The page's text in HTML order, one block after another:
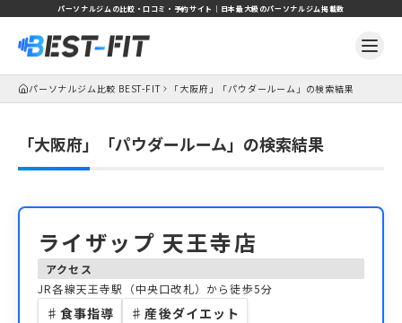
パーソナルジムの比較・口コミ・予約サイト｜日本最大級のパーソナルジム掲載数
パーソナルジム比較 BEST-FIT 「大阪府」「パウダールーム」の検索結果
「大阪府」「パウダールーム」の検索結果
ライザップ 天王寺店
アクセス
JR各線天王寺駅（中央口改札）から徒歩5分
♯ 食事指導 ♯ 産後ダイエット